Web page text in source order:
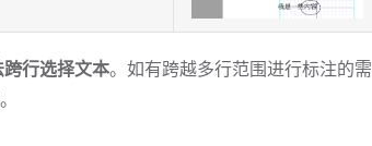
跨行选择文本。如有跨越多行范围进行标注的需